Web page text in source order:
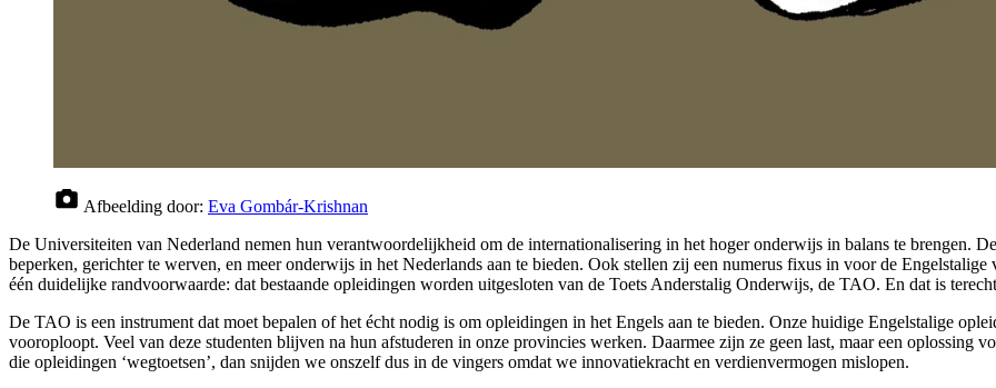
Afbeelding door: Eva Gombár-Krishnan
De Universiteiten van Nederland nemen hun verantwoordelijkheid om de internationalisering in het hoger onderwijs in balans te brengen.
beperken, gerichter te werven, en meer onderwijs in het Nederlands aan te bieden. Ook stellen zij een numerus fixus in voor de
één duidelijke randvoorwaarde: dat bestaande opleidingen worden uitgesloten van de Toets Anderstalig Onderwijs, de TAO. En dat is
De TAO is een instrument dat moet bepalen of het écht nodig is om opleidingen in het Engels aan te bieden. Onze huidige Engelstalige
vooroploopt. Veel van deze studenten blijven na hun afstuderen in onze provincies werken. Daarmee zijn ze geen last, maar een oplossing
die opleidingen ‘wegtoetsen’, dan snijden we onszelf dus in de vingers omdat we innovatiekracht en verdienvermogen mislopen.